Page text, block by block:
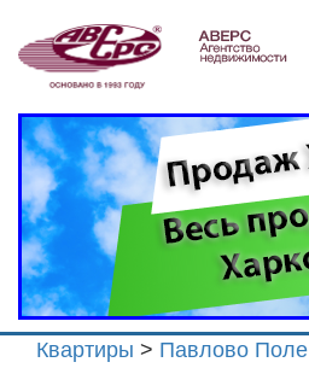
Квартиры > Павлово Поле